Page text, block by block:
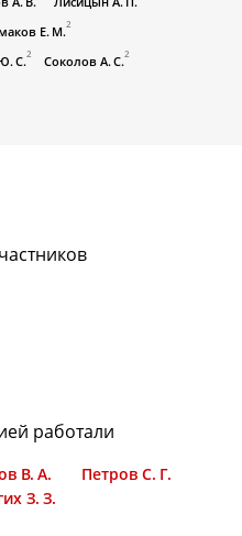
Е. М.2
С.2 Соколов А. С.2
работали
В. А.
Петров С. Г.
З. З.